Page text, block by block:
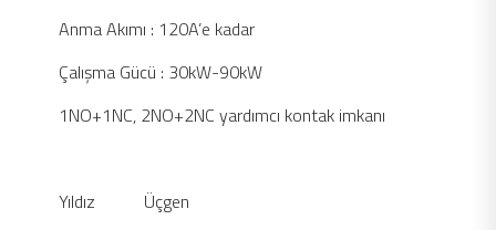
Anma Akımı : 120A’e kadar
Çalışma Gücü : 30kW-90kW
1NO+1NC, 2NO+2NC yardımcı kontak imkanı
Yıldız Üçgen